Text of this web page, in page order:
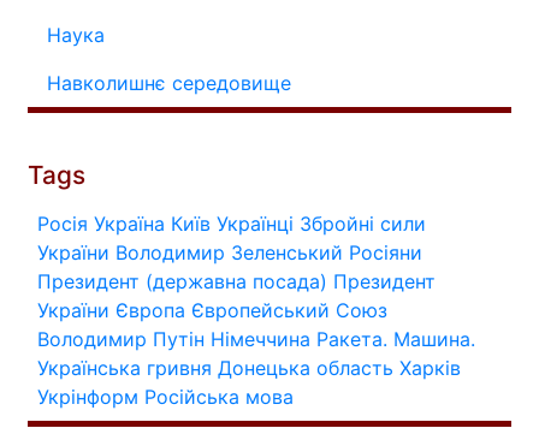
Наука
Навколишнє середовище
Tags
Росія Україна Київ Українці Збройні сили
України Володимир Зеленський Росіяни
Президент (державна посада) Президент
України Європа Європейський Союз
Володимир Путін Німеччина Ракета. Машина.
Українська гривня Донецька область Харків
Укрінформ Російська мова